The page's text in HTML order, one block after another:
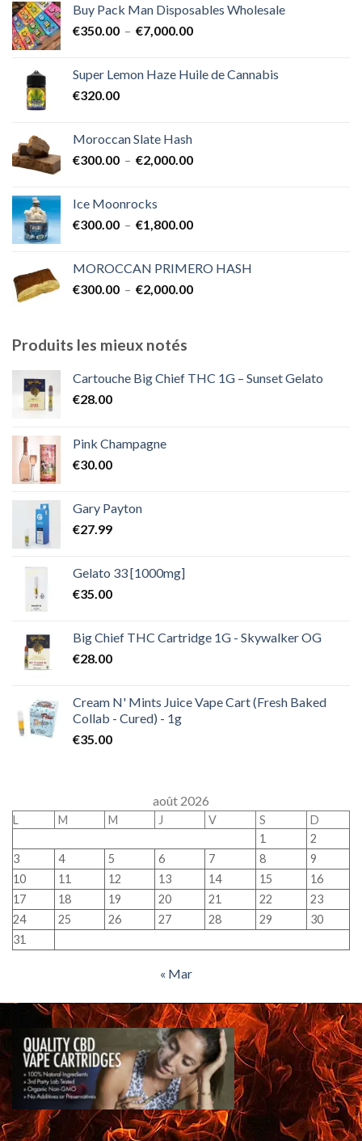
€400.00
à
Buy Pack Man Disposables Wholesale
€350.00 – €7,000.00Plage
€350.00
Super Lemon Haze Huile de Cannabis
€320.00
Moroccan Slate Hash
€300.00 – €2,000.00Plage
à
Ice Moonrocks
€300.00 – €1,800.00Plage
€300.00
à
MOROCCAN PRIMERO HASH
€300.00 – €2,000.00Plage
€2,000.00
Produits les mieux notés
Cartouche Big Chief THC 1G – Sunset Gelato
€28.00
Pink Champagne
€30.00
Gary Payton
€27.99
Gelato 33 [1000mg]
€35.00
Big Chief THC Cartridge 1G - Skywalker OG
€28.00
Cream N' Mints Juice Vape Cart (Fresh Baked
Collab - Cured) - 1g
€35.00
août 2026
L M M J V S
D
1
2
3
4 5 6 7 8
9
10
11 12 13 14 15
16
17
18 19 20 21 22
23
24
25 26 27 28 29
30
31
« Mar